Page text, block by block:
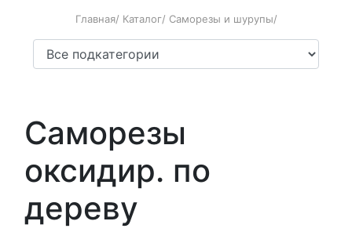
Главная/ Каталог/ Саморезы и шурупы/
Саморезы
оксидир. по
дереву